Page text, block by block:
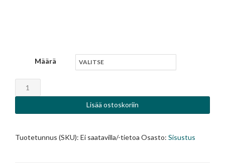
Määrä
Minikeramiikka
määrä
Lisää ostoskoriin
Tuotetunnus (SKU): Ei saatavilla/-tietoa Osasto: Sisustus